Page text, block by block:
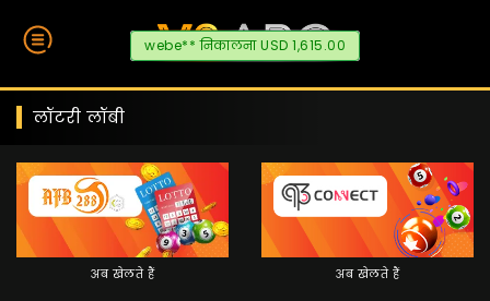
webe** निकालना USD 1,615.00
लॉटरी लॉबी
अब खेलते हैं अब खेलते हैं